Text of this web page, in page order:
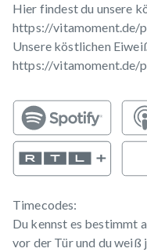
Hier findest du unsere
https://vitamoment.de/
Unsere köstlichen
https://vitamoment.de/
Timecodes:
Du kennst es bestimmt
vor der Tür und du weiß